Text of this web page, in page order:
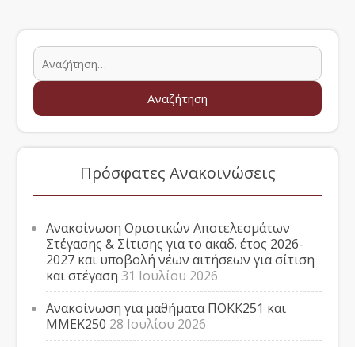
Πρόσφατες Ανακοινώσεις
Ανακοίνωση Οριστικών Αποτελεσμάτων
Στέγασης & Σίτισης για το ακαδ. έτος 2026-
2027 και υποβολή νέων αιτήσεων για σίτιση
και στέγαση 31 Ιουλίου 2026
Ανακοίνωση για μαθήματα ΠΟΚΚ251 και
ΜΜΕΚ250 28 Ιουλίου 2026